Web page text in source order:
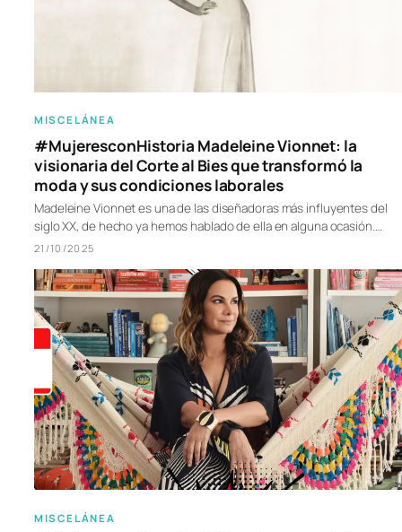
MISCELÁNEA
#MujeresconHistoria Madeleine Vionnet: la
visionaria del Corte al Bies que transformó la
moda y sus condiciones laborales
Madeleine Vionnet es una de las diseñadoras más influyentes del
siglo XX, de hecho ya hemos hablado de ella en alguna ocasión.…
21/10/2025
MISCELÁNEA